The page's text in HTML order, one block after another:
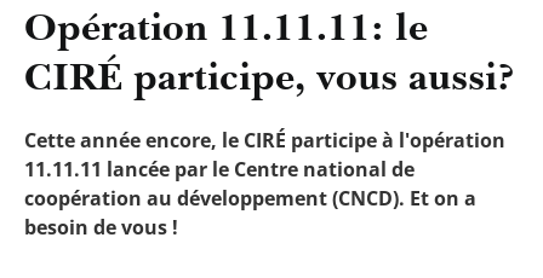
Opération 11.11.11: le
CIRÉ participe, vous aussi?
Cette année encore, le CIRÉ participe à l'opération
11.11.11 lancée par le Centre national de
coopération au développement (CNCD). Et on a
besoin de vous !